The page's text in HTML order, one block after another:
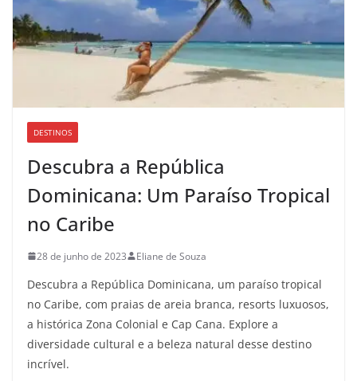
DESTINOS
Descubra a República
Dominicana: Um Paraíso Tropical
no Caribe
28 de junho de 2023 Eliane de Souza
Descubra a República Dominicana, um paraíso tropical
no Caribe, com praias de areia branca, resorts luxuosos,
a histórica Zona Colonial e Cap Cana. Explore a
diversidade cultural e a beleza natural desse destino
incrível.